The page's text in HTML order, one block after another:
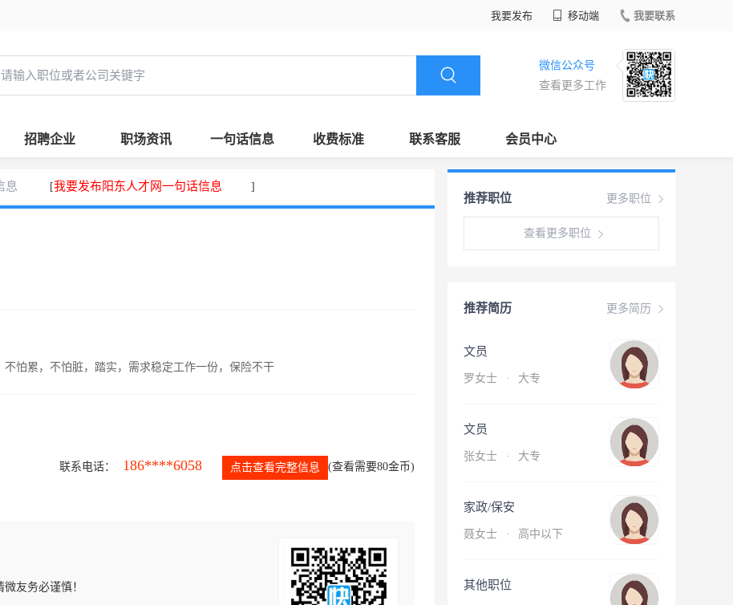
我要发布 移动端 我要联系
微信公众号
查看更多工作
招聘企业 职场资讯 一句话信息 收费标准 联系客服 会员中心
息 [我要发布阳东人才网一句话信息 ]
怕累，不怕脏，踏实，需求稳定工作一份，保险不干
联系电话： 186****6058 点击查看完整信息 (查看需要80金币)
友务必谨慎！
更多职位
推荐职位
查看更多职位
更多简历
推荐简历
文员
罗女士 · 大专
文员
张女士 · 大专
家政/保安
聂女士 · 高中以下
其他职位